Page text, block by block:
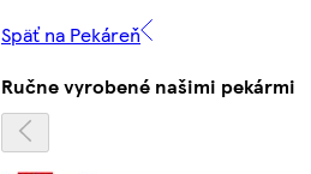
Späť na Pekáreň
Ručne vyrobené našimi pekármi